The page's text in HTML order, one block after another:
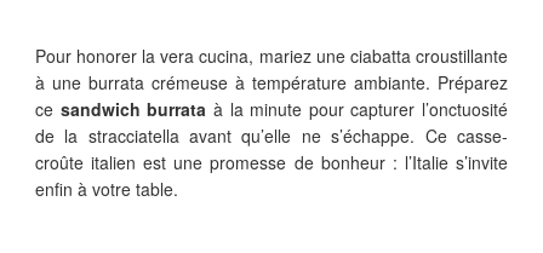
Pour honorer la vera cucina, mariez une ciabatta croustillante
à une burrata crémeuse à température ambiante. Préparez
ce sandwich burrata à la minute pour capturer l’onctuosité
de la stracciatella avant qu’elle ne s’échappe. Ce casse-
croûte italien est une promesse de bonheur : l’Italie s’invite
enfin à votre table.